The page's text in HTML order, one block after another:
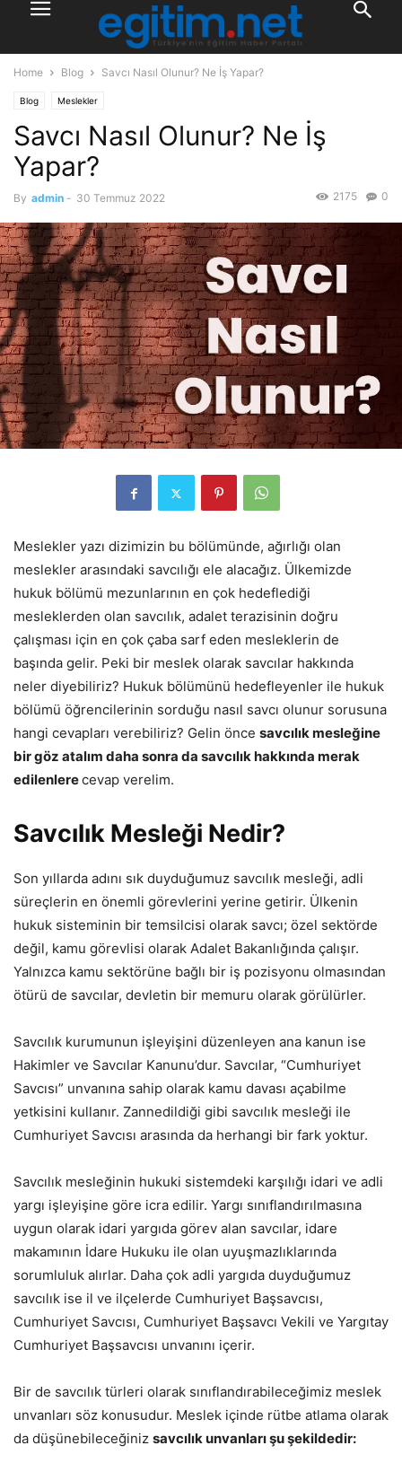
Home Blog Savcı Nasıl Olunur? Ne İş Yapar?
Blog Meslekler
Savcı Nasıl Olunur? Ne İş
Yapar?
By admin - 30 Temmuz 2022 0
2175
Meslekler yazı dizimizin bu bölümünde, ağırlığı olan
meslekler arasındaki savcılığı ele alacağız. Ülkemizde
hukuk bölümü mezunlarının en çok hedeflediği
mesleklerden olan savcılık, adalet terazisinin doğru
çalışması için en çok çaba sarf eden mesleklerin de
başında gelir. Peki bir meslek olarak savcılar hakkında
neler diyebiliriz? Hukuk bölümünü hedefleyenler ile hukuk
bölümü öğrencilerinin sorduğu nasıl savcı olunur sorusuna
hangi cevapları verebiliriz? Gelin önce savcılık mesleğine
bir göz atalım daha sonra da savcılık hakkında merak
edilenlerecevap verelim.
Savcılık Mesleği Nedir?
Son yıllarda adını sık duyduğumuz savcılık mesleği, adli
süreçlerin en önemli görevlerini yerine getirir. Ülkenin
hukuk sisteminin bir temsilcisi olarak savcı; özel sektörde
değil, kamu görevlisi olarak Adalet Bakanlığında çalışır.
Yalnızca kamu sektörüne bağlı bir iş pozisyonu olmasından
ötürü de savcılar, devletin bir memuru olarak görülürler.
Savcılık kurumunun işleyişini düzenleyen ana kanun ise
Hakimler ve Savcılar Kanunu’dur. Savcılar, “Cumhuriyet
Savcısı” unvanına sahip olarak kamu davası açabilme
yetkisini kullanır. Zannedildiği gibi savcılık mesleği ile
Cumhuriyet Savcısı arasında da herhangi bir fark yoktur.
Savcılık mesleğinin hukuki sistemdeki karşılığı idari ve adli
yargı işleyişine göre icra edilir. Yargı sınıflandırılmasına
uygun olarak idari yargıda görev alan savcılar, idare
makamının İdare Hukuku ile olan uyuşmazlıklarında
sorumluluk alırlar. Daha çok adli yargıda duyduğumuz
savcılık ise il ve ilçelerde Cumhuriyet Başsavcısı,
Cumhuriyet Savcısı, Cumhuriyet Başsavcı Vekili ve Yargıtay
Cumhuriyet Başsavcısı unvanını içerir.
Bir de savcılık türleri olarak sınıflandırabileceğimiz meslek
unvanları söz konusudur. Meslek içinde rütbe atlama olarak
da düşünebileceğiniz savcılık unvanları şu şekildedir: